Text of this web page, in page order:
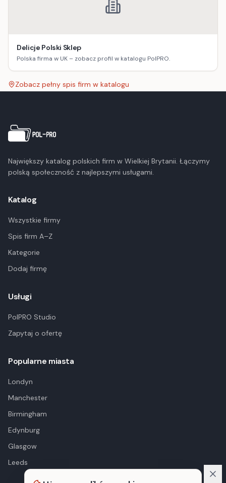
Delicje Polski Sklep
Polska firma w UK – zobacz profil w katalogu PolPRO.
Zobacz pełny spis firm w katalogu
Największy katalog polskich firm w Wielkiej Brytanii. Łączymy
polską społeczność z najlepszymi usługami.
Katalog
Wszystkie firmy
Spis firm A–Z
Kategorie
Dodaj firmę
Usługi
PolPRO Studio
Zapytaj o ofertę
Popularne miasta
Londyn
Manchester
Birmingham
Edynburg
Glasgow
Leeds